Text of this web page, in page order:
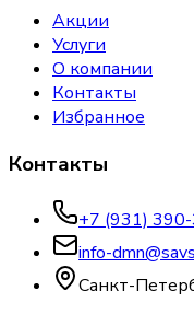
Акции
Услуги
О компании
Контакты
Избранное
Контакты
+7 (931)
info-
Санкт-